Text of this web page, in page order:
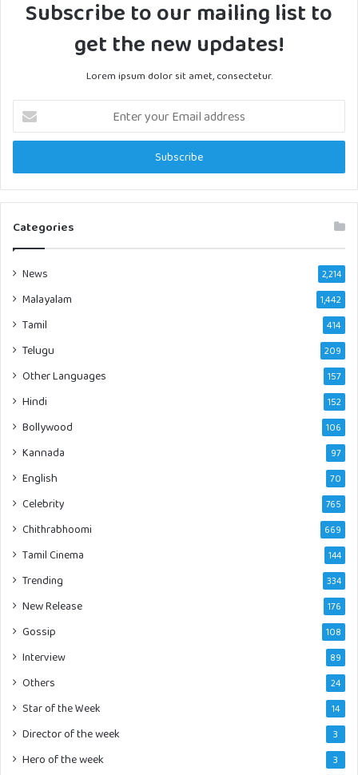
Subscribe to our mailing list to
get the new updates!
Lorem ipsum dolor sit amet, consectetur.
Enter
your
Email
Categories
News 2,214
Malayalam 1,442
Tamil 414
Telugu 209
Other Languages 157
Hindi 152
Bollywood 106
Kannada 97
English 70
Celebrity 765
Chithrabhoomi 669
Tamil Cinema 144
Trending 334
New Release 176
Gossip 108
Interview 89
Others 24
Star of the Week 14
Director of the week 3
Hero of the week 3